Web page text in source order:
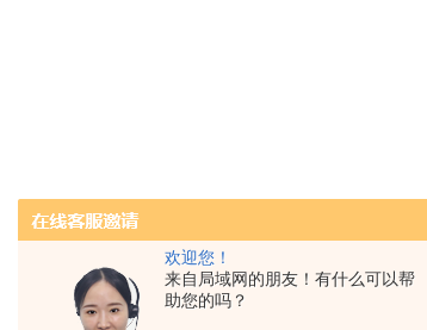
欢迎您！
来自局域网的朋友！有什么可以帮
助您的吗？